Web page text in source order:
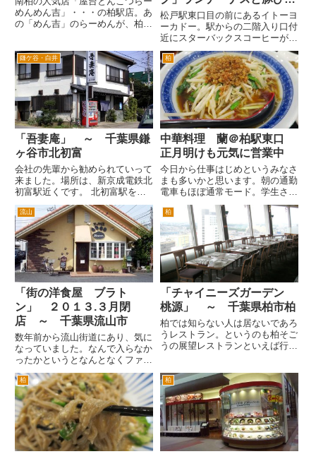
めんめん吉」・・・の柏駅店。あ
の「めん吉」のらーめんが、柏駅
しい店です。 とんこつらーめん
が魅力のお店です。が、券売機の
メニューに「豚辛子めん」とい
う...
肉のジェノベーゼ
松戸駅東口目の前にあるイトーヨ
ーカドー。駅からの二階入り口付
近にスターバックスコーヒーがオ
ープンしました。スターバックス
コーヒー プラーレ松戸店です。
松戸駅周辺のスタバは、アトレ松
戸店につづいて2店舗目です。
ちなみに柏駅は、東口前の丸井...
鎌ケ谷・白井
「吾妻庵」 ～ 千葉県鎌
ヶ谷市北初富
会社の先輩から勧められていって
来ました。場所は、新京成電鉄北
初富駅近くです。 北初富駅を降
りてからは駅前の道路を左へ進
み、左手にホームセンター「オリ
ンピック」がありますので、その
目の前です。松戸方面からですと
五香十字路を鎌ヶ谷方面へ。くぬ
ぎ...
柏
中華料理 蘭＠柏駅東口
正月明けも元気に営業中
今日から仕事はじめというみなさ
まも多いかと思います。朝の通勤
電車もほぼ通常モード。学生さん
がまだ冬休みだったみたいです
ね。部活に行く学生さん位でし
た。 仕事が始まると、ランチ
です。ランチは、だいたい個人の
お店もやっているようです。ここ
柏駅...
流山
「街の洋食屋 ブラト
ン」 ２０１３.３月閉
店 ～ 千葉県流山市
数年前から流山街道にあり、気に
なっていました。なんで入らなか
ったかというとなんとなくファイ
ミレスかチェーン店かなと勝手に
思いこんでいました。 けっこう
しっかりした店舗の外観や看板
は、個人店ではなく大手のチェー
ン店を思わせるつくりだったんで
す...
柏
「チャイニーズガーデン
桃源」 ～ 千葉県柏市柏
柏では知らない人は居ないであろ
うレストラン。というのも柏そご
うの展望レストランといえば行っ
柏駅東口を出るとどど～んと目立
ってますから。 こちらの売りは
景色が抜群なことでしょう。３
６...
柏 柏